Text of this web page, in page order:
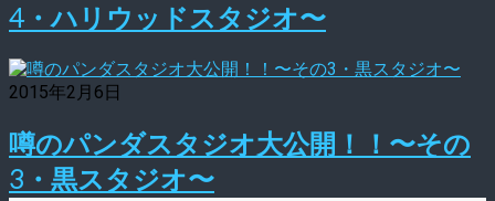
4・ハリウッドスタジオ〜
2015年2月6日
噂のパンダスタジオ大公開！！〜その
3・黒スタジオ〜